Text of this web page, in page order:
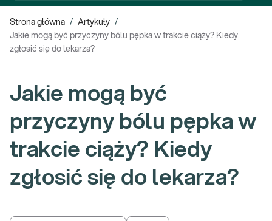
Strona główna / Artykuły /
Jakie mogą być przyczyny bólu pępka w trakcie ciąży? Kiedy
zgłosić się do lekarza?
Jakie mogą być
przyczyny bólu pępka w
trakcie ciąży? Kiedy
zgłosić się do lekarza?